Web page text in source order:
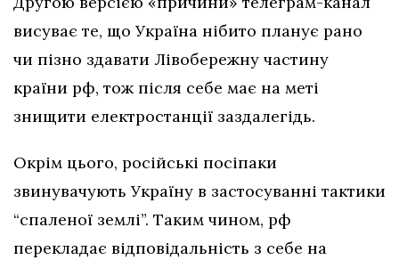
висуває те, що Україна нібито планує рано
чи пізно здавати Лівобережну частину
країни рф, тож після себе має на меті
знищити електростанції заздалегідь.
Окрім цього, російські посіпаки
звинувачують Україну в застосуванні тактики
“спаленої землі”. Таким чином, рф
перекладає відповідальність з себе на